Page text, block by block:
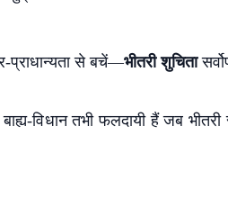
प्राधान्यता से बचें—भीतरी शुचिता
विधान तभी फलदायी हैं जब भीतरी